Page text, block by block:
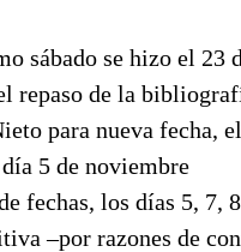
sábado se hizo el 23
repaso de la
para nueva fecha,
5 de noviembre
fechas, los días 5, 7,
–por razones de